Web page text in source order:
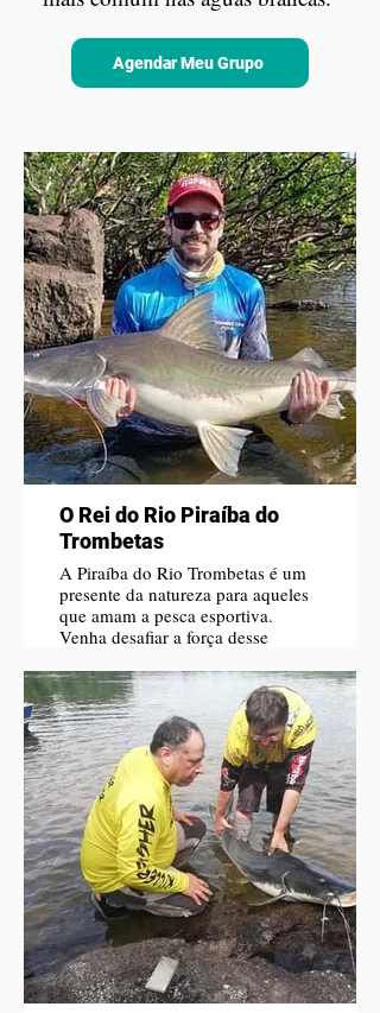
Agendar Meu Grupo
O Rei do Rio Piraíba do
Trombetas
A Piraíba do Rio Trombetas é um
presente da natureza para aqueles
que amam a pesca esportiva.
Venha desafiar a força desse